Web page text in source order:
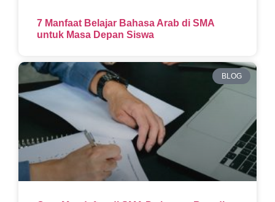
7 Manfaat Belajar Bahasa Arab di SMA
untuk Masa Depan Siswa
BLOG